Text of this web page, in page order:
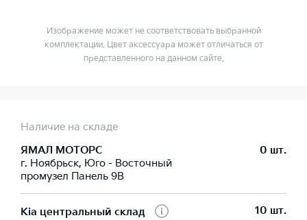
Изображение может не соответствовать выбранной
комплектации. Цвет аксессуара может отличаться от
представленного на данном сайте.
Наличие на складе
ЯМАЛ МОТОРС
г. Ноябрьск, Юго - Восточный
промузел Панель 9В
0 шт.
Kia центральный склад 10 шт.